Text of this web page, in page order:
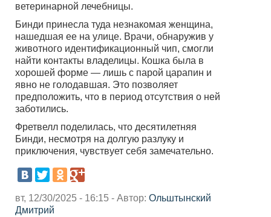
ветеринарной лечебницы.
Бинди принесла туда незнакомая женщина,
нашедшая ее на улице. Врачи, обнаружив у
животного идентификационный чип, смогли
найти контакты владелицы. Кошка была в
хорошей форме — лишь с парой царапин и
явно не голодавшая. Это позволяет
предположить, что в период отсутствия о ней
заботились.
Фретвелл поделилась, что десятилетняя
Бинди, несмотря на долгую разлуку и
приключения, чувствует себя замечательно.
вт, 12/30/2025 - 16:15 - Автор: Ольштынский
Дмитрий